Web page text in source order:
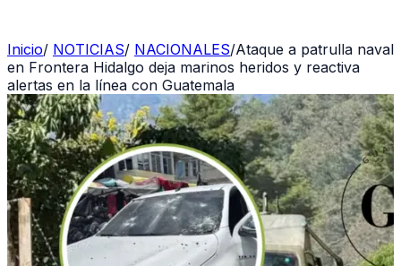
Inicio/ NOTICIAS/ NACIONALES/Ataque a patrulla naval
en Frontera Hidalgo deja marinos heridos y reactiva
alertas en la línea con Guatemala